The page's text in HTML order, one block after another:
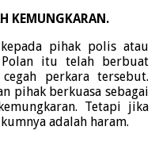
KEMUNGKARAN.
pihak polis atau
Polan itu telah berbuat
perkara tersebut.
pihak berkuasa sebagai
Tetapi jika
adalah haram.